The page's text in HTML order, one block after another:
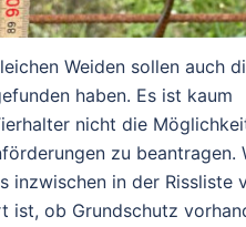
Weiden sollen auch
haben. Es ist kaum
nicht die
zu beantragen.
inzwischen in der Rissliste
ist, ob Grundschutz